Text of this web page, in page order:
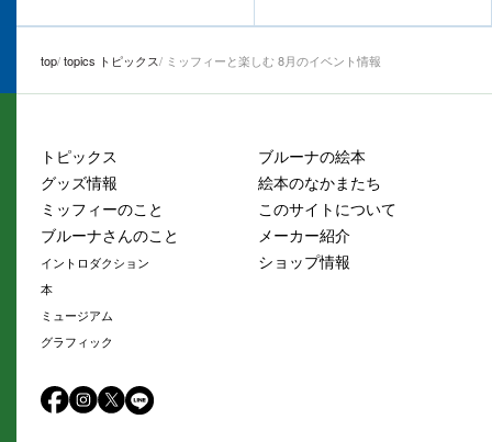
top topics トピックス ミッフィーと楽しむ 8月のイベント情報
トピックス
グッズ情報
ミッフィーのこと
ブルーナさんのこと
イントロダクション
本
ミュージアム
グラフィック
ブルーナの絵本
絵本のなかまたち
このサイトについて
メーカー紹介
ショップ情報